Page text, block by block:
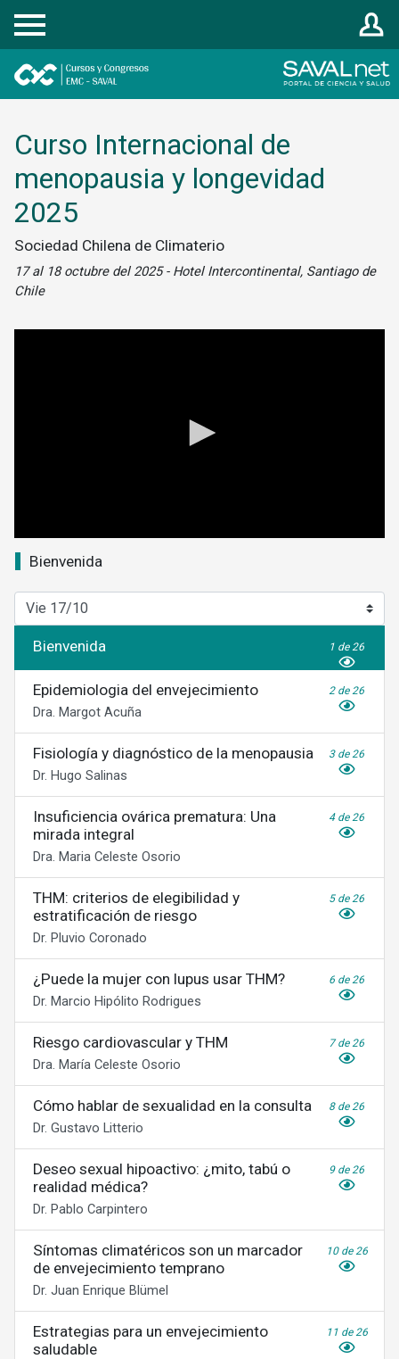
Registrarse
Curso Internacional de
menopausia y longevidad
2025
Sociedad Chilena de Climaterio
17 al 18 octubre del 2025 - Hotel Intercontinental, Santiago de
Chile
seconds
of
seconds
Bienvenida
Bienvenida 1 de 26
Epidemiologia del envejecimiento 2 de 26
Dra. Margot Acuña
Fisiología y diagnóstico de la menopausia 3 de 26
Dr. Hugo Salinas
Insuficiencia ovárica prematura: Una
mirada integral
4 de 26
Dra. Maria Celeste Osorio
THM: criterios de elegibilidad y
estratificación de riesgo
5 de 26
Dr. Pluvio Coronado
¿Puede la mujer con lupus usar THM? 6 de 26
Dr. Marcio Hipólito Rodrigues
Riesgo cardiovascular y THM 7 de 26
Dra. María Celeste Osorio
Cómo hablar de sexualidad en la consulta 8 de 26
Dr. Gustavo Litterio
Deseo sexual hipoactivo: ¿mito, tabú o
realidad médica?
9 de 26
Dr. Pablo Carpintero
Síntomas climatéricos son un marcador
de envejecimiento temprano
10 de 26
Dr. Juan Enrique Blümel
Estrategias para un envejecimiento
saludable
11 de 26